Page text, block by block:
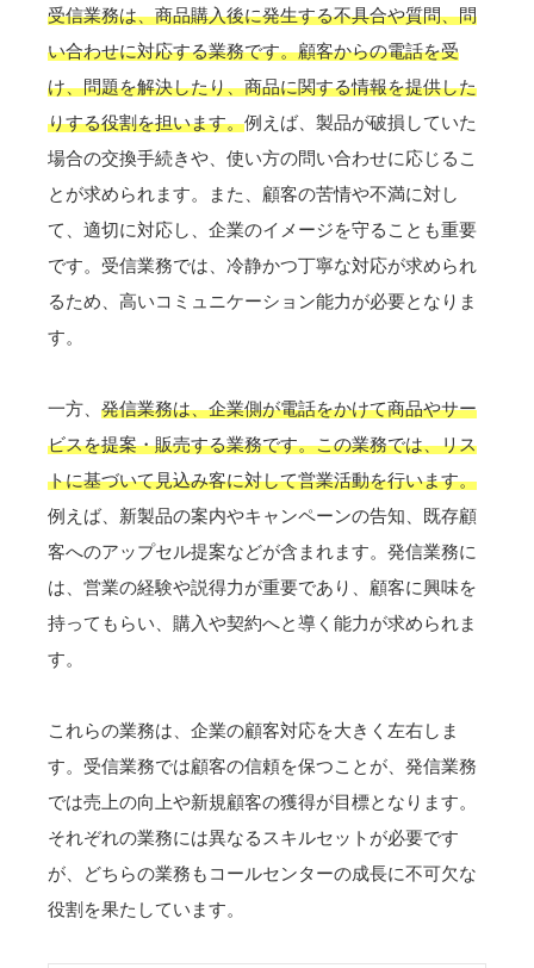
受信業務は、商品購入後に発生する不具合や質問、問
い合わせに対応する業務です。顧客からの電話を受
け、問題を解決したり、商品に関する情報を提供した
りする役割を担います。例えば、製品が破損していた
場合の交換手続きや、使い方の問い合わせに応じるこ
とが求められます。また、顧客の苦情や不満に対し
て、適切に対応し、企業のイメージを守ることも重要
です。受信業務では、冷静かつ丁寧な対応が求められ
るため、高いコミュニケーション能力が必要となりま
す。
一方、 発信業務は、企業側が電話をかけて商品やサー
ビスを提案・販売する業務です。この業務では、リス
トに基づいて見込み客に対して営業活動を行います。
例えば、新製品の案内やキャンペーンの告知、既存顧
客へのアップセル提案などが含まれます。発信業務に
は、営業の経験や説得力が重要であり、顧客に興味を
持ってもらい、購入や契約へと導く能力が求められま
す。
これらの業務は、企業の顧客対応を大きく左右しま
す。受信業務では顧客の信頼を保つことが、発信業務
では売上の向上や新規顧客の獲得が目標となります。
それぞれの業務には異なるスキルセットが必要です
が、どちらの業務もコールセンターの成長に不可欠な
役割を果たしています。